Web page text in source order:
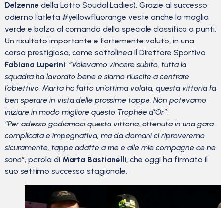
Delzenne della Lotto Soudal Ladies). Grazie al successo
odierno l’atleta #yellowfluorange veste anche la maglia
verde e balza al comando della speciale classifica a punti.
Un risultato importante e fortemente voluto, in una
corsa prestigiosa, come sottolinea il Direttore Sportivo
Fabiana Luperini: “Volevamo vincere subito, tutta la
squadra ha lavorato bene e siamo riuscite a centrare
l’obiettivo. Marta ha fatto un’ottima volata, questa vittoria fa
ben sperare in vista delle prossime tappe. Non potevamo
iniziare in modo migliore questo Trophée d’Or”.
“Per adesso godiamoci questa vittoria, ottenuta in una gara
complicata e impegnativa, ma da domani ci riproveremo
sicuramente, tappe adatte a me e alle mie compagne ce ne
sono”, parola di Marta Bastianelli, che oggi ha firmato il
suo settimo successo stagionale.